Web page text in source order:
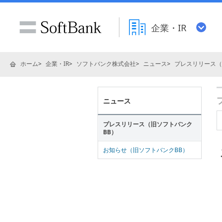
企業・IR
ホーム 企業・IR ソフトバンク株式会社 ニュース プレスリリース
ニュース
プレスリリース（旧ソフトバンク
BB）
お知らせ（旧ソフトバンクBB）